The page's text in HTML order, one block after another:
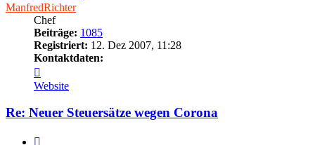
ManfredRichter
Chef
Beiträge: 1085
Registriert: 12. Dez 2007, 11:28
Kontaktdaten:
von
ManfredRichter
Website
Re: Neuer Steuersätze wegen Corona